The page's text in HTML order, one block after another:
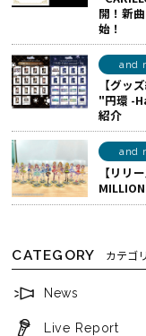
ア
開！新
始！
and
【グッ
"円環 -
紹介
and
【リリ
CATEGORY カテゴ
News
Live Report